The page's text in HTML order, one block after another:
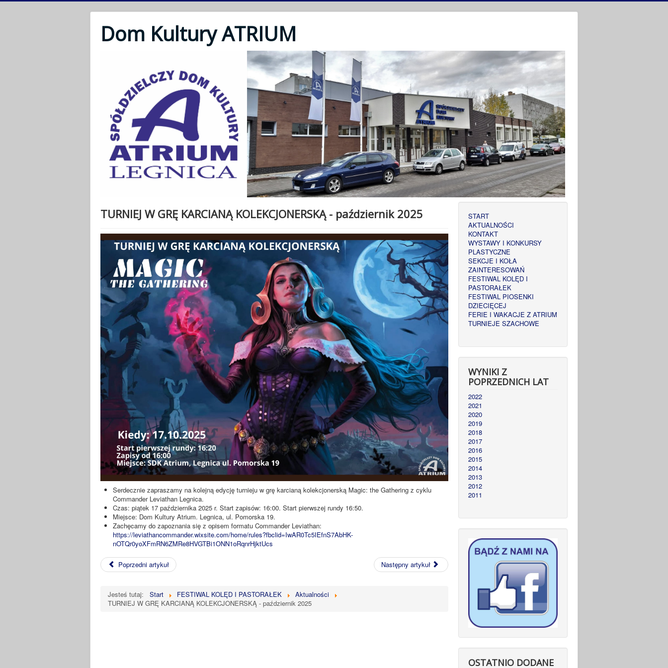
Dom Kultury ATRIUM
TURNIEJ W GRĘ KARCIANĄ KOLEKCJONERSKĄ - październik 2025
Serdecznie zapraszamy na kolejną edycję turnieju w grę karcianą kolekcjonerską Magic: the Gathering z cyklu
Commander Leviathan Legnica.
Czas: piątek 17 października 2025 r. Start zapisów: 16:00. Start pierwszej rundy 16:50.
Miejsce: Dom Kultury Atrium. Legnica, ul. Pomorska 19.
Zachęcamy do zapoznania się z opisem formatu Commander Leviathan:
https://leviathancommander.wixsite.com/home/rules?fbclid=IwAR0Tc5IEfnS7AbHK-
nOTQr0yoXFmRN6ZMRe8HVGTBi1ONN1oRqnrHjktUcs
Poprzedni artykuł Następny artykuł
Jesteś tutaj: Start FESTIWAL KOLĘD I PASTORAŁEK
Aktualności
TURNIEJ W GRĘ KARCIANĄ KOLEKCJONERSKĄ - październik 2025
START
AKTUALNOŚCI
KONTAKT
WYSTAWY I KONKURSY
PLASTYCZNE
SEKCJE I KOŁA
ZAINTERESOWAŃ
FESTIWAL KOLĘD I
PASTORAŁEK
FESTIWAL PIOSENKI
DZIECIĘCEJ
FERIE I WAKACJE Z ATRIUM
TURNIEJE SZACHOWE
WYNIKI Z
POPRZEDNICH LAT
2022
2021
2020
2019
2018
2017
2016
2015
2014
2013
2012
2011
OSTATNIO DODANE